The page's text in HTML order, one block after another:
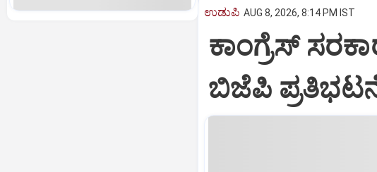
ಉಡುಪಿ AUG 8, 2026, 8:14 PM IST
ಕಾಂಗ್ರೆಸ್
ಬಿಜೆಪಿ